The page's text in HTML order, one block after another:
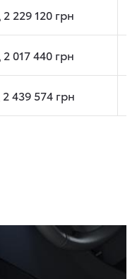
2 229 120грн
2 017 440грн
2 439 574грн